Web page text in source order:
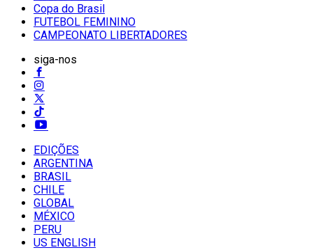
Copa do Brasil
FUTEBOL FEMININO
CAMPEONATO LIBERTADORES
siga-nos
EDIÇÕES
ARGENTINA
BRASIL
CHILE
GLOBAL
MÉXICO
PERU
US ENGLISH